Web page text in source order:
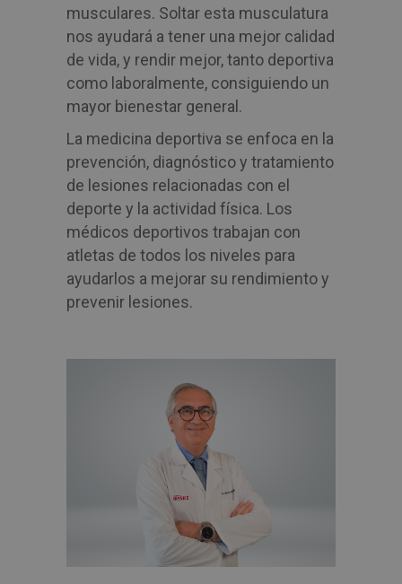
musculares. Soltar esta musculatura
nos ayudará a tener una mejor calidad
de vida, y rendir mejor, tanto deportiva
como laboralmente, consiguiendo un
mayor bienestar general.
La medicina deportiva se enfoca en la
prevención, diagnóstico y tratamiento
de lesiones relacionadas con el
deporte y la actividad física. Los
médicos deportivos trabajan con
atletas de todos los niveles para
ayudarlos a mejorar su rendimiento y
prevenir lesiones.